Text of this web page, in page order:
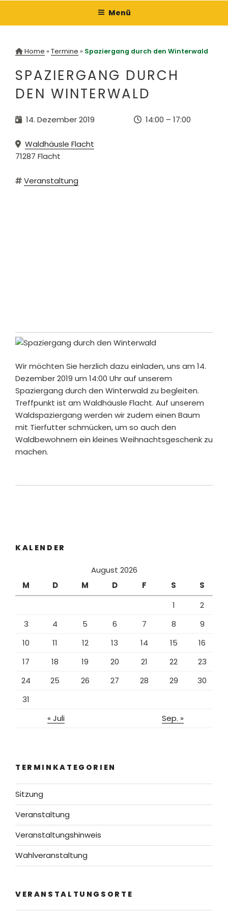
Menü
Home » Termine » Spaziergang durch den Winterwald
SPAZIERGANG DURCH
DEN WINTERWALD
14. Dezember 2019 14:00 – 17:00
Waldhäusle Flacht
71287 Flacht
Veranstaltung
Wir möchten Sie herzlich dazu einladen, uns am 14.
Dezember 2019 um 14:00 Uhr auf unserem
Spaziergang durch den Winterwald zu begleiten.
Treffpunkt ist am Waldhäusle Flacht. Auf unserem
Waldspaziergang werden wir zudem einen Baum
mit Tierfutter schmücken, um so auch den
Waldbewohnern ein kleines Weihnachtsgeschenk zu
machen.
KALENDER
August 2026
M
D M D F S
S
1
2
3
4 5 6 7 8
9
10
11 12 13 14 15
16
17
18 19 20 21 22
23
24
25 26 27 28 29
30
31
« Juli
Sep. »
TERMINKATEGORIEN
Sitzung
Veranstaltung
Veranstaltungshinweis
Wahlveranstaltung
VERANSTALTUNGSORTE